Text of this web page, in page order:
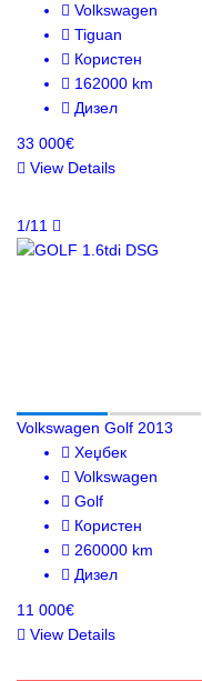
Volkswagen
Tiguan
Користен
162000 km
Дизел
33 000€
View Details
1/11
Volkswagen Golf 2013
Хеџбек
Volkswagen
Golf
Користен
260000 km
Дизел
11 000€
View Details